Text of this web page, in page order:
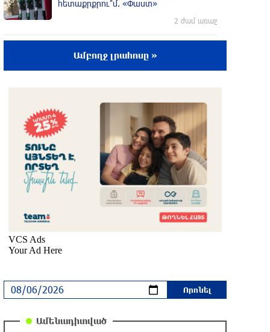
հետաքրքրու՞մ. «Փաստ»
2 ժամ առաջ
Նոր պարտքեր են ներգրավում ճեղքերը
փակելու համար. «Փաստ»
Անհավասարակշռության և նոր
կախվածության վտանգները. «Փաստ»
42 րոպե առաջ
Ես հավատում եմ, որ «Արարարտ-
Արմենիան» ունակ է անցնել
որակավորման վերջին փուլ.
գործով քննություն է սկսվել Լայպցիգի
օդանավակայանում պայթուցիկով
հետո
Ամբողջ լրահոսը »
Ամենադիտված